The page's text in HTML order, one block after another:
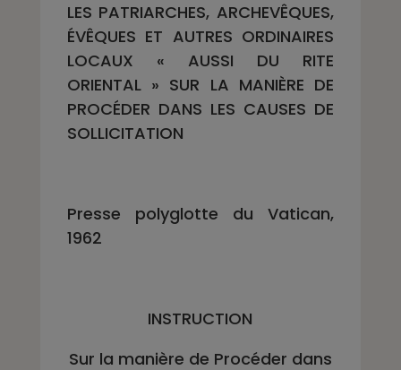
LES PATRIARCHES, ARCHEVÊQUES,
ÉVÊQUES ET AUTRES ORDINAIRES
LOCAUX « AUSSI DU RITE
ORIENTAL » SUR LA MANIÈRE DE
PROCÉDER DANS LES CAUSES DE
SOLLICITATION
Presse polyglotte du Vatican,
1962
INSTRUCTION
Sur la manière de Procéder dans